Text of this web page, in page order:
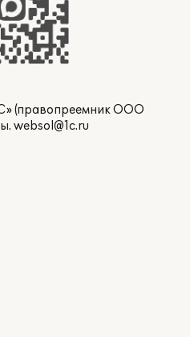
(правопреемник ООО
websol@1c.ru